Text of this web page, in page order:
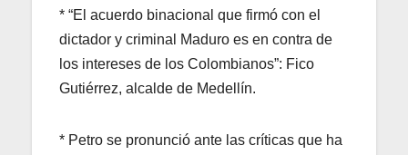
* “El acuerdo binacional que firmó con el
dictador y criminal Maduro es en contra de
los intereses de los Colombianos”: Fico
Gutiérrez, alcalde de Medellín.
* Petro se pronunció ante las críticas que ha